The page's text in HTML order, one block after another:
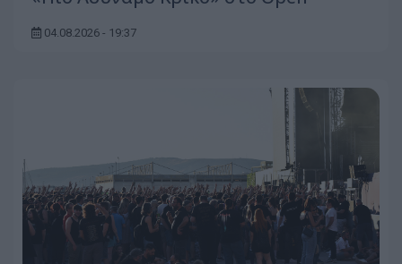
04.08.2026 - 19:37